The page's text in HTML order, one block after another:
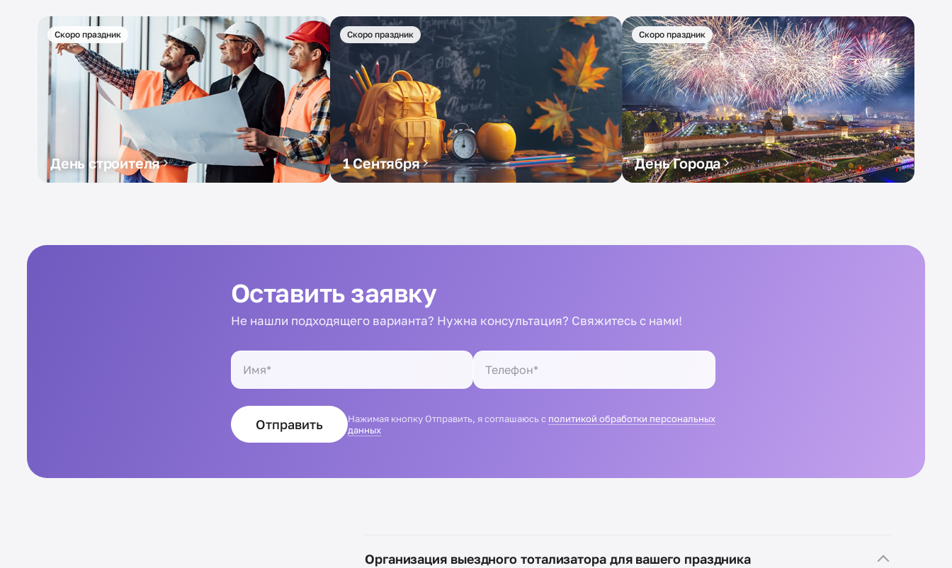
Скоро праздник
День строителя
Скоро праздник
1 Сентября
Скоро праздник
День Города
Оставить заявку
Не нашли подходящего варианта? Нужна консультация? Свяжитесь с нами!
Отправить Нажимая кнопку Отправить, я соглашаюсь с политикой обработки персональных
данных
Организация выездного тотализатора для вашего праздника